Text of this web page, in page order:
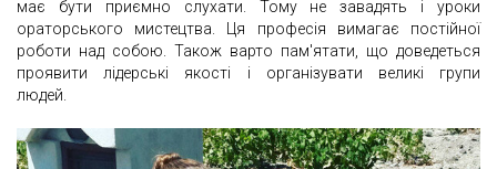
має бути приємно слухати. Тому не завадять і уроки
ораторського мистецтва. Ця професія вимагає постійної
роботи над собою. Також варто пам'ятати, що доведеться
проявити лідерські якості і організувати великі групи
людей.